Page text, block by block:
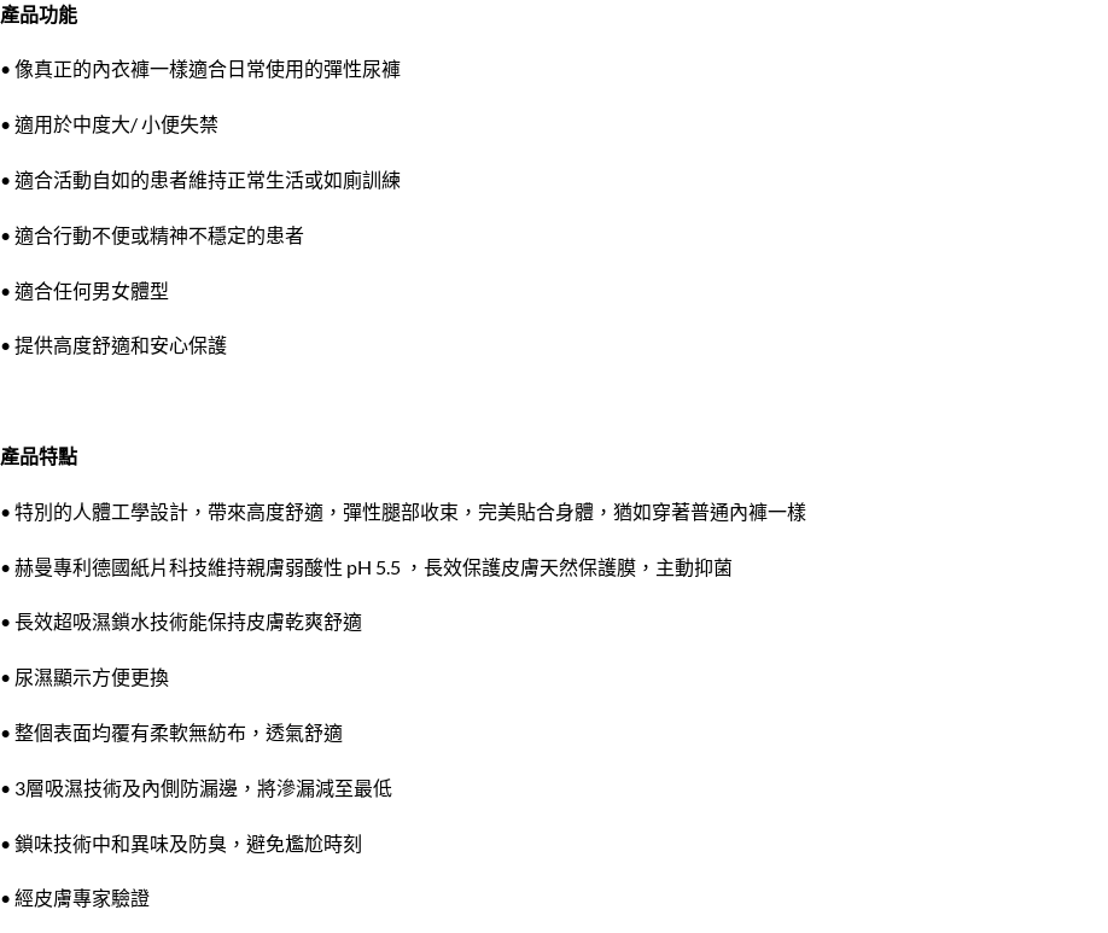
產品功能
• 像真正的內衣褲一樣適合日常使用的彈性尿褲
• 適用於中度大/ 小便失禁
• 適合活動自如的患者維持正常生活或如廁訓練
• 適合行動不便或精神不穩定的患者
• 適合任何男女體型
• 提供高度舒適和安心保護
產品特點
• 特別的人體工學設計，帶來高度舒適，彈性腿部收束，完美貼合身體，猶如穿著普通內褲一樣
• 赫曼專利德國紙片科技維持親膚弱酸性 pH 5.5 ，長效保護皮膚天然保護膜，主動抑菌
• 長效超吸濕鎖水技術能保持皮膚乾爽舒適
• 尿濕顯示方便更換
• 整個表面均覆有柔軟無紡布，透氣舒適
• 3層吸濕技術及內側防漏邊，將滲漏減至最低
• 鎖味技術中和異味及防臭，避免尷尬時刻
• 經皮膚專家驗證